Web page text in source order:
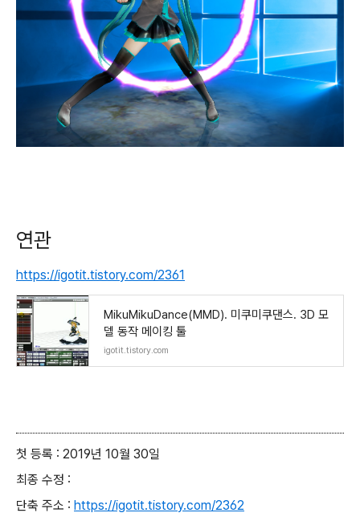
연관
https://igotit.tistory.com/2361
MikuMikuDance(MMD). 미쿠미쿠댄스. 3D 모
델 동작 메이킹 툴
igotit.tistory.com
첫 등록 : 2019년 10월 30일
최종 수정 :
단축 주소 : https://igotit.tistory.com/2362